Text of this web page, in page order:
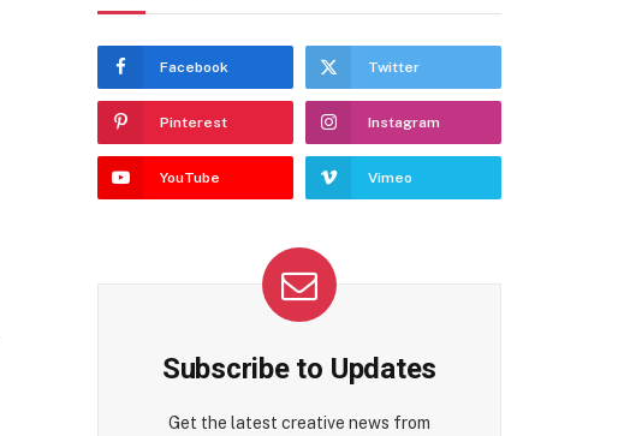
Facebook Twitter
Pinterest Instagram
YouTube Vimeo
Subscribe to Updates
Get the latest creative news from